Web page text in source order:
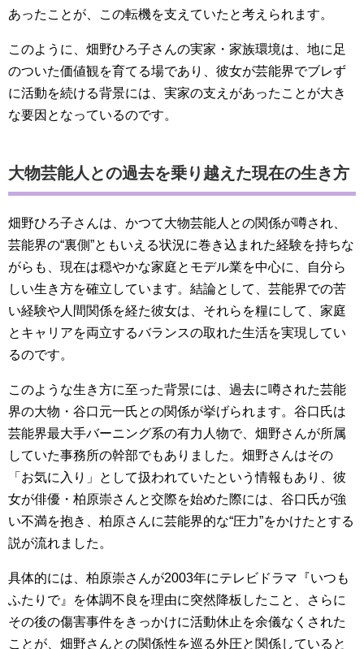
あったことが、この転機を支えていたと考えられます。
このように、畑野ひろ子さんの実家・家族環境は、地に足
のついた価値観を育てる場であり、彼女が芸能界でブレず
に活動を続ける背景には、実家の支えがあったことが大き
な要因となっているのです。
大物芸能人との過去を乗り越えた現在の生き方
畑野ひろ子さんは、かつて大物芸能人との関係が噂され、
芸能界の“裏側”ともいえる状況に巻き込まれた経験を持ちな
がらも、現在は穏やかな家庭とモデル業を中心に、自分ら
しい生き方を確立しています。結論として、芸能界での苦
い経験や人間関係を経た彼女は、それらを糧にして、家庭
とキャリアを両立するバランスの取れた生活を実現してい
るのです。
このような生き方に至った背景には、過去に噂された芸能
界の大物・谷口元一氏との関係が挙げられます。谷口氏は
芸能界最大手バーニング系の有力人物で、畑野さんが所属
していた事務所の幹部でもありました。畑野さんはその
「お気に入り」として扱われていたという情報もあり、彼
女が俳優・柏原崇さんと交際を始めた際には、谷口氏が強
い不満を抱き、柏原さんに芸能界的な“圧力”をかけたとする
説が流れました。
具体的には、柏原崇さんが2003年にテレビドラマ『いつも
ふたりで』を体調不良を理由に突然降板したこと、さらに
その後の傷害事件をきっかけに活動休止を余儀なくされた
ことが、畑野さんとの関係性を巡る外圧と関係していると